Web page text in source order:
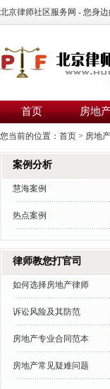
北京律师社区服务网 - 您身
首页 房地
您当前的位置： 首页 > 房地产
案例分析
慧海案例
热点案例
律师教您打官司
如何选择房地产律师
诉讼风险及其防范
房地产专业合同范本
房地产常见疑难问题